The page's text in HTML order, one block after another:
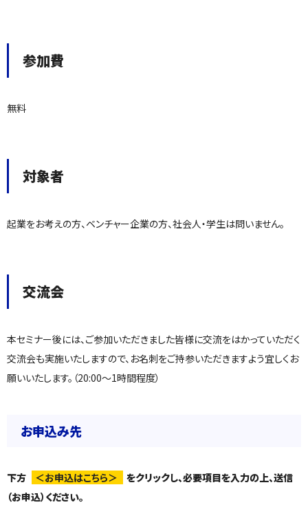
参加費
無料
対象者
起業をお考えの方、ベンチャー企業の方、社会人・学生は問いません。
交流会
本セミナー後には、ご参加いただきました皆様に交流をはかっていただく
交流会も実施いたしますので、お名刺をご持参いただきますよう宜しくお
願いいたします。（20:00～1時間程度）
お申込み先
下方 ＜お申込はこちら＞
をクリックし、必要項目を入力の上、送信
（お申込）ください。